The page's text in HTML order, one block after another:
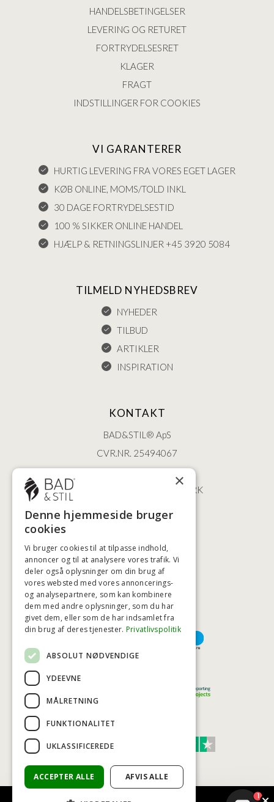
HANDELSBETINGELSER
LEVERING OG RETURET
FORTRYDELSESRET
KLAGER
FRAGT
INDSTILLINGER FOR COOKIES
VI GARANTERER
HURTIG LEVERING FRA VORES EGET LAGER
KØB ONLINE, MOMS/TOLD INKL
30 DAGE FORTRYDELSESTID
100 % SIKKER ONLINE HANDEL
HJÆLP & RETNINGSLINJER +45 3920 5084
TILMELD NYHEDSBREV
NYHEDER
TILBUD
ARTIKLER
INSPIRATION
KONTAKT
BAD&STIL® ApS
CVR.NR. 25494067
ØSTERBROGADE 202
2100 KØBENHAVN • DANMARK
+45 3920 5084
HØJESTE KREDITVÆRDIGHED
BETALINGSMULIGHEDER
TRUST SCORE 4,7
×
Denne hjemmeside bruger
cookies
Vi bruger cookies til at tilpasse indhold,
annoncer og til at analysere vores trafik. Vi
deler også oplysninger om din brug af
vores websted med vores annoncerings-
og analysepartnere, som kan kombinere
dem med andre oplysninger, som du har
givet dem, eller som de har indsamlet fra
din brug af deres tjenester. Privatlivspolitik
ABSOLUT NØDVENDIGE
YDEEVNE
MÅLRETNING
FUNKTIONALITET
UKLASSIFICEREDE
ACCEPTER ALLE AFVIS ALLE
1